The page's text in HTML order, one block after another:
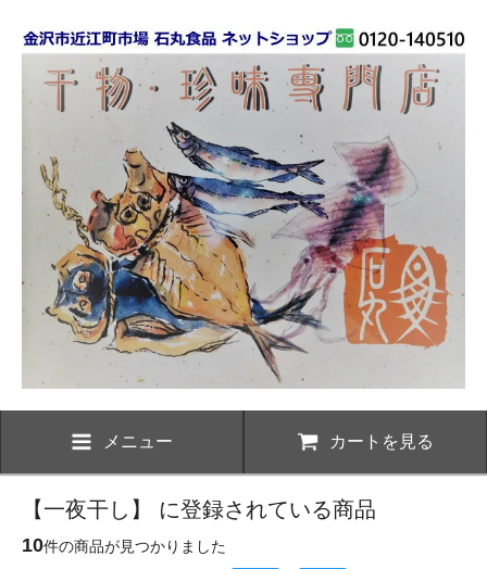
メニュー カートを見る
【一夜干し】 に登録されている商品
10件の商品が見つかりました